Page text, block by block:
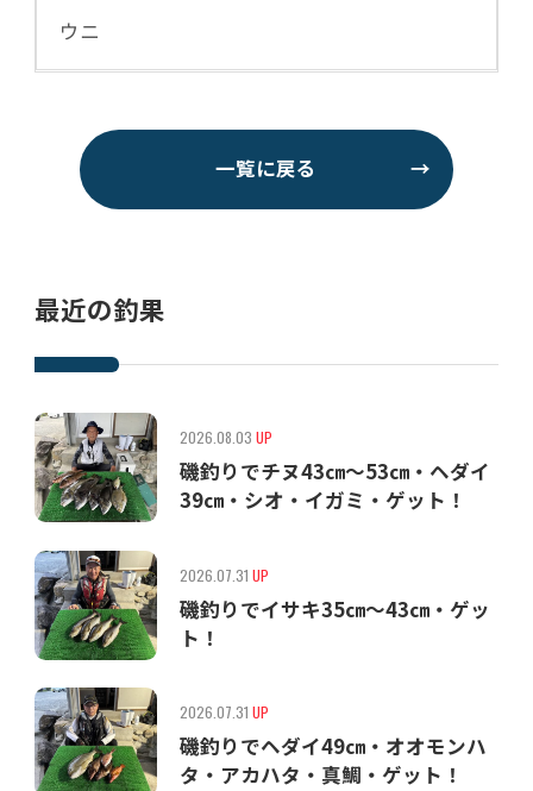
ウニ
一覧に戻る →
最近の釣果
2026.08.03 UP
磯釣りでチヌ43㎝〜53㎝・ヘダイ
39㎝・シオ・イガミ・ゲット！
2026.07.31 UP
磯釣りでイサキ35㎝〜43㎝・ゲッ
ト！
2026.07.31 UP
磯釣りでヘダイ49㎝・オオモンハ
タ・アカハタ・真鯛・ゲット！